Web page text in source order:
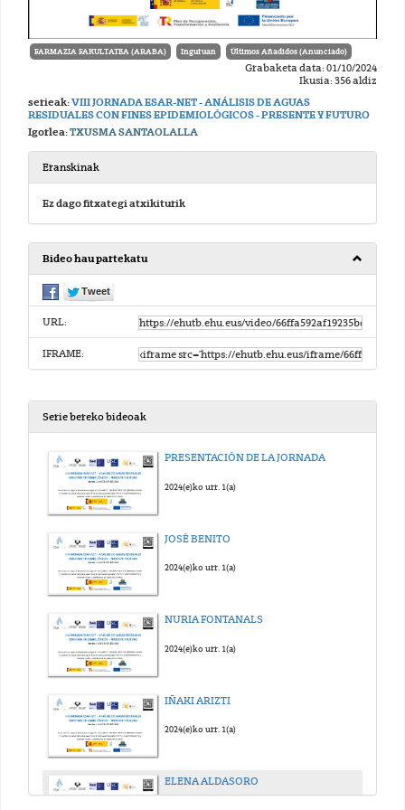
FARMAZIA FAKULTATEA (ARABA) Inguruan Últimos Añadidos (Anunciado)
Grabaketa data: 01/10/2024
Ikusia: 356 aldiz
serieak:VIII JORNADA ESAR-NET - ANÁLISIS DE AGUAS
RESIDUALES CON FINES EPIDEMIOLÓGICOS - PRESENTE Y FUTURO
Igorlea:TXUSMA SANTAOLALLA
Eranskinak
Ez dago fitxategi atxikiturik
Bideo hau partekatu
URL:
IFRAME:
Serie bereko bideoak
PRESENTACIÓN DE LA JORNADA
2024(e)ko urr. 1(a)
JOSÉ BENITO
2024(e)ko urr. 1(a)
NURIA FONTANALS
2024(e)ko urr. 1(a)
IÑAKI ARIZTI
2024(e)ko urr. 1(a)
ELENA ALDASORO